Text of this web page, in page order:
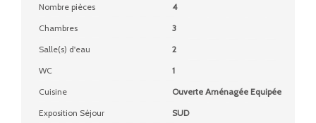
Nombre pièces
4
Chambres
3
Salle(s) d'eau
2
WC
1
Cuisine
Ouverte Aménagée Equipée
Exposition Séjour
SUD